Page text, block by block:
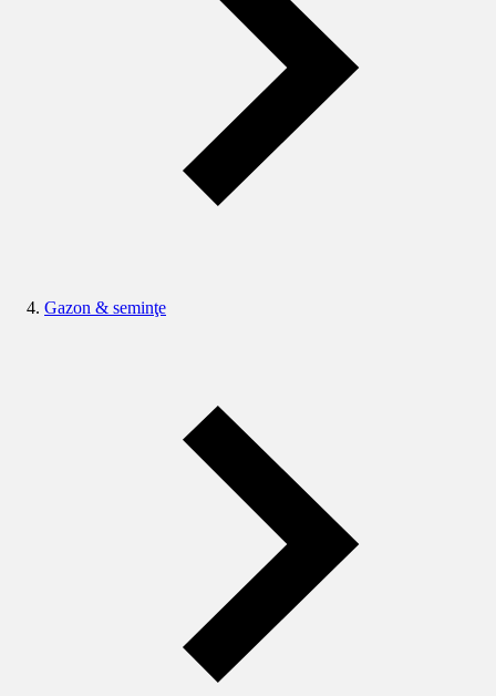
Gazon & seminţe